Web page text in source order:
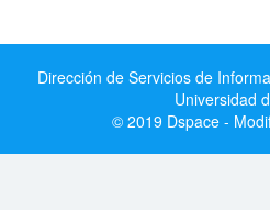
Dirección de Servicios de
Universidad
© 2019 Dspace -